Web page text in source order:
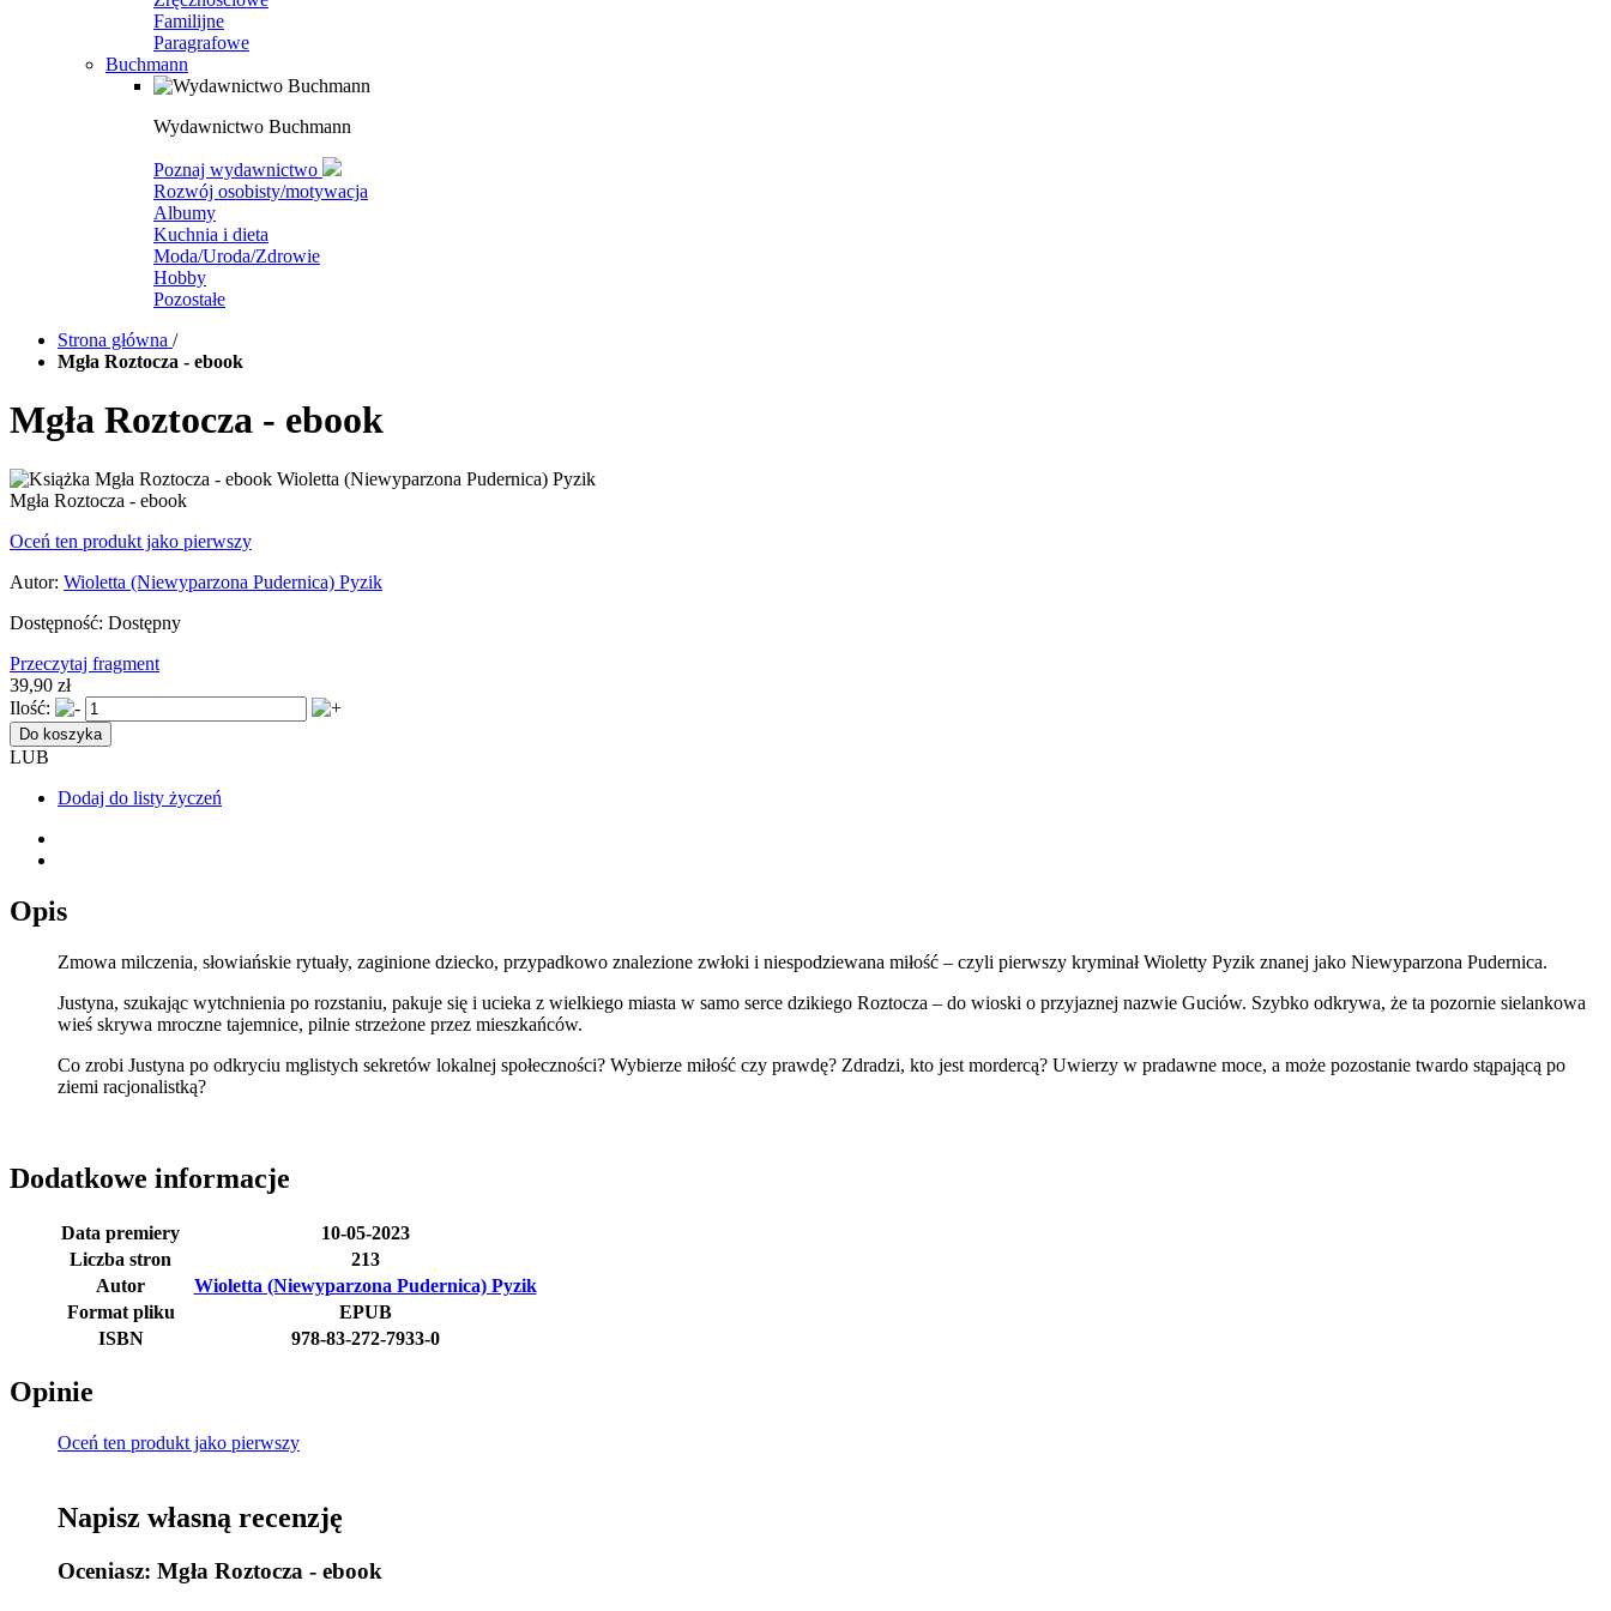
Familijne
Paragrafowe
Buchmann
Wydawnictwo Buchmann
Poznaj wydawnictwo
Rozwój osobisty/motywacja
Albumy
Kuchnia i dieta
Moda/Uroda/Zdrowie
Hobby
Pozostałe
Strona główna /
Mgła Roztocza - ebook
Mgła Roztocza - ebook
Mgła Roztocza - ebook
Oceń ten produkt jako pierwszy
Autor: Wioletta (Niewyparzona Pudernica) Pyzik
Dostępność: Dostępny
Przeczytaj fragment
39,90 zł
Ilość:
Do koszyka
LUB
Dodaj do listy życzeń
Opis
Zmowa milczenia, słowiańskie rytuały, zaginione dziecko, przypadkowo znalezione zwłoki i niespodziewana miłość – czyli pierwszy kryminał Wioletty Pyzik znanej jako Niewyparzona Pudernica.
Justyna, szukając wytchnienia po rozstaniu, pakuje się i ucieka z wielkiego miasta w samo serce dzikiego Roztocza – do wioski o przyjaznej nazwie Guciów. Szybko odkrywa, że ta pozornie sielankowa
wieś skrywa mroczne tajemnice, pilnie strzeżone przez mieszkańców.
Co zrobi Justyna po odkryciu mglistych sekretów lokalnej społeczności? Wybierze miłość czy prawdę? Zdradzi, kto jest mordercą? Uwierzy w pradawne moce, a może pozostanie twardo stąpającą po
ziemi racjonalistką?
Dodatkowe informacje
Data premiery
10-05-2023
Liczba stron
213
Autor
Wioletta (Niewyparzona Pudernica) Pyzik
Format pliku
EPUB
ISBN
978-83-272-7933-0
Opinie
Oceń ten produkt jako pierwszy
Napisz własną recenzję
Oceniasz: Mgła Roztocza - ebook